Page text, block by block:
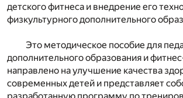
детского фитнеса и внедрение его
физкультурного дополнительного
Это методическое пособие для
дополнительного образования и
направлено на улучшение качества
современных детей и представляет
разработанную программу по